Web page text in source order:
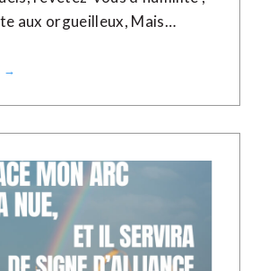
aux orgueilleux, Mais…
→